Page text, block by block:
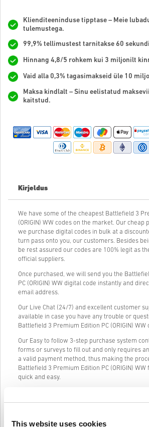
This website uses cookies
Klienditeeninduse tipptase – Meie
tulemustega.
99,9% tellimustest tarnitakse 60
Hinnang 4,8/5 rohkem kui 3 miljonilt
Vaid alla 0,3% tagasimakseid üle 10
Maksa kindlalt – Sinu eelistatud
kaitstud.
Kirjeldus
We have some of the cheapest Battlefield 3
(ORIGIN) WW codes on the market. Our cheap
we purchase digital codes in bulk at a
turn pass onto you, our customers. Besides
be rest assured our codes are 100% legit as
official suppliers.
Once purchased, we will send you the
PC (ORIGIN) WW digital code instantly and
email address.
Our Live Chat (24/7) and excellent customer
available in case you have any trouble or
Battlefield 3 Premium Edition PC (ORIGIN) WW
Our Easy to follow 3-step purchase system
forms or surveys to fill out and only requires
a valid payment method, thus making the
Battlefield 3 Premium Edition PC (ORIGIN)
quick and easy.